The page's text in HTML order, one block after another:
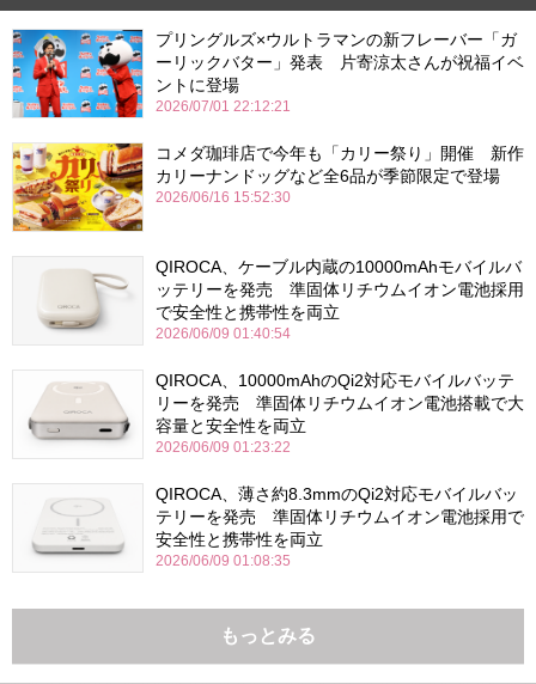
プリングルズ×ウルトラマンの新フレーバー「ガ
ーリックバター」発表 片寄涼太さんが祝福イベ
ントに登場
2026/07/01 22:12:21
コメダ珈琲店で今年も「カリー祭り」開催 新作
カリーナンドッグなど全6品が季節限定で登場
2026/06/16 15:52:30
QIROCA、ケーブル内蔵の10000mAhモバイルバ
ッテリーを発売 準固体リチウムイオン電池採用
で安全性と携帯性を両立
2026/06/09 01:40:54
QIROCA、10000mAhのQi2対応モバイルバッテ
リーを発売 準固体リチウムイオン電池搭載で大
容量と安全性を両立
2026/06/09 01:23:22
QIROCA、薄さ約8.3mmのQi2対応モバイルバッ
テリーを発売 準固体リチウムイオン電池採用で
安全性と携帯性を両立
2026/06/09 01:08:35
もっとみる